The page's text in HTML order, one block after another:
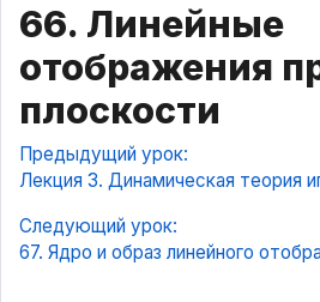
66. Линейные
отображения
плоскости
Предыдущий урок:
Лекция 3. Динамическая теория
Следующий урок:
67. Ядро и образ линейного